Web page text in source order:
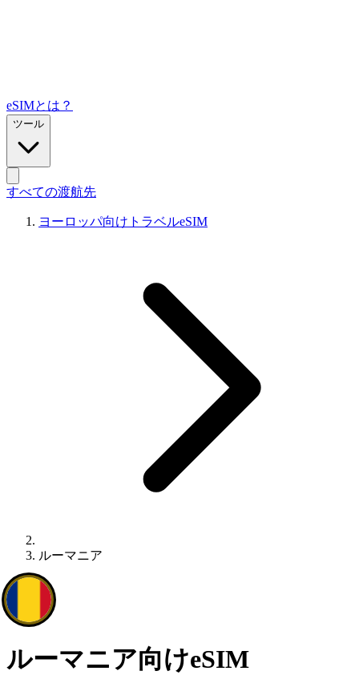
eSIMとは？
ツール
すべての渡航先
ヨーロッパ向けトラベルeSIM
ルーマニア
ルーマニア向けeSIM